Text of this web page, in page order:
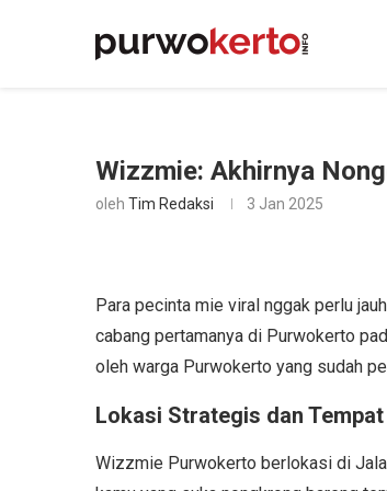
Wizzmie: Akhirnya
oleh Tim Redaksi 3 Jan 2025
Para pecinta mie viral nggak perlu
cabang pertamanya di Purwokerto
oleh warga Purwokerto yang sudah
Lokasi Strategis dan Tempat
Wizzmie Purwokerto berlokasi di